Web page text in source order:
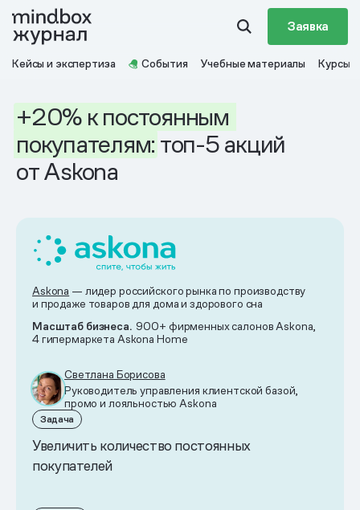
Заявка
Кейсы и экспертиза События Учебные материалы Курсы
+20% к постоянным
покупателям: топ-5 акций
от Askona
Askona — лидер российского рынка по производству
и продаже товаров для дома и здорового сна
Масштаб бизнеса. 900+ фирменных салонов Askona,
4 гипермаркета Askona Home
Светлана Борисова
Руководитель управления клиентской базой,
промо и лояльностью Askona
Задача
Увеличить количество постоянных
покупателей